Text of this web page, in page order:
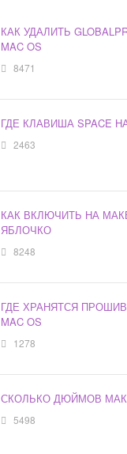
КАК УДАЛИТЬ
MAC OS
8471
ГДЕ КЛАВИША SPACE
2463
КАК ВКЛЮЧИТЬ НА
ЯБЛОЧКО
8248
ГДЕ ХРАНЯТСЯ
MAC OS
1278
СКОЛЬКО ДЮЙМОВ
5498